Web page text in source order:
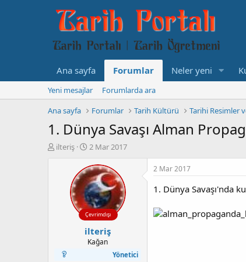
Ana sayfa Forumlar Neler yeni
Yeni mesajlar
Forumlarda ara
Ana sayfa
Forumlar Tarih Kültürü Tarihi Resimler
1. Dünya Savaşı Alman
K
ilteriş
B
ş
l
a
n
g
ı
ç
t
2 Mar 2017
Çevrimdışı
ilteriş
Kağan
Yönetici
2 Mar 2017
1. Dünya Savaşı'nda